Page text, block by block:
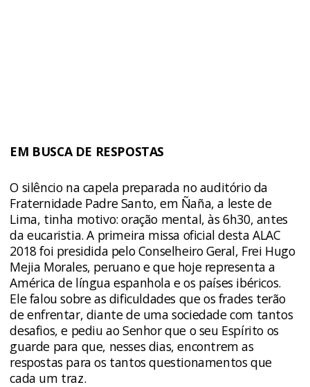
EM BUSCA DE RESPOSTAS
O silêncio na capela preparada no auditório da
Fraternidade Padre Santo, em Ñaña, a leste de
Lima, tinha motivo: oração mental, às 6h30, antes
da eucaristia. A primeira missa oficial desta ALAC
2018 foi presidida pelo Conselheiro Geral, Frei Hugo
Mejia Morales, peruano e que hoje representa a
América de língua espanhola e os países ibéricos.
Ele falou sobre as dificuldades que os frades terão
de enfrentar, diante de uma sociedade com tantos
desafios, e pediu ao Senhor que o seu Espírito os
guarde para que, nesses dias, encontrem as
respostas para os tantos questionamentos que
cada um traz.